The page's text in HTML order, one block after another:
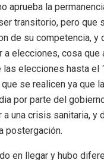
aprueba la
transitorio, pero que
de su competencia, y
elecciones, cosa que
elecciones hasta el
se realicen ya que
por parte del
a una crisis sanitaria, y
postergación.
en llegar y hubo